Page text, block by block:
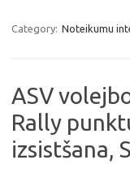
Category: Noteikumu
ASV
Rally
izsistšana,